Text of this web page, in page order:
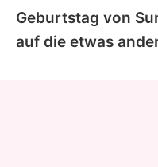
Geburtstag von
auf die etwas